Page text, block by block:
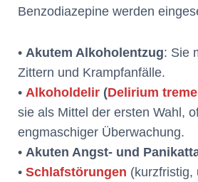
Benzodiazepine werden
• Akutem Alkoholentzug: Sie
Zittern und Krampfanfälle.
• Alkoholdelir (Delirium
sie als Mittel der ersten Wahl,
engmaschiger Überwachung.
• Akuten Angst- und
• Schlafstörungen (kurzfristig,